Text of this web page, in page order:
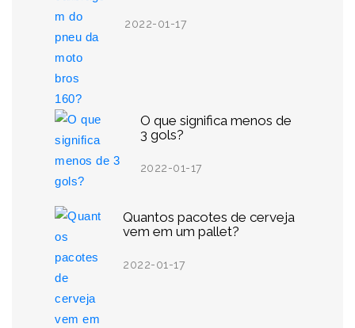
2022-01-17
O que significa menos de
3 gols?
2022-01-17
Quantos pacotes de cerveja
vem em um pallet?
2022-01-17